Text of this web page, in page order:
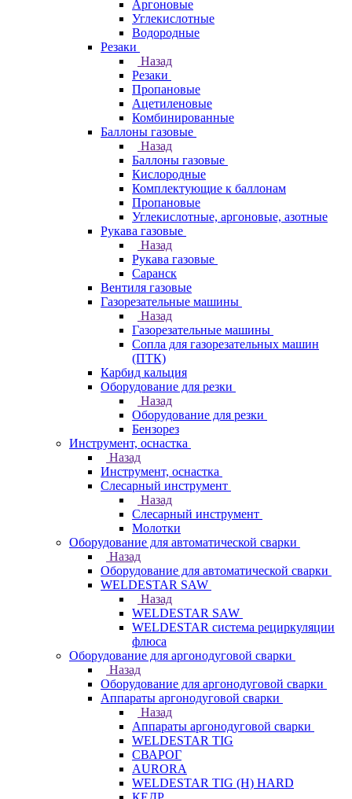
Аргоновые
Углекислотные
Водородные
Резаки
Назад
Резаки
Пропановые
Ацетиленовые
Комбинированные
Баллоны газовые
Назад
Баллоны газовые
Кислородные
Комплектующие к баллонам
Пропановые
Углекислотные, аргоновые, азотные
Рукава газовые
Назад
Рукава газовые
Саранск
Вентиля газовые
Газорезательные машины
Назад
Газорезательные машины
Сопла для газорезательных машин
(ПТК)
Карбид кальция
Оборудование для резки
Назад
Оборудование для резки
Бензорез
Инструмент, оснастка
Назад
Инструмент, оснастка
Слесарный инструмент
Назад
Слесарный инструмент
Молотки
Оборудование для автоматической сварки
Назад
Оборудование для автоматической сварки
WELDESTAR SAW
Назад
WELDESTAR SAW
WELDESTAR система рециркуляции
флюса
Оборудование для аргонодуговой сварки
Назад
Оборудование для аргонодуговой сварки
Аппараты аргонодуговой сварки
Назад
Аппараты аргонодуговой сварки
WELDESTAR TIG
СВАРОГ
AURORA
WELDESTAR TIG (H) HARD